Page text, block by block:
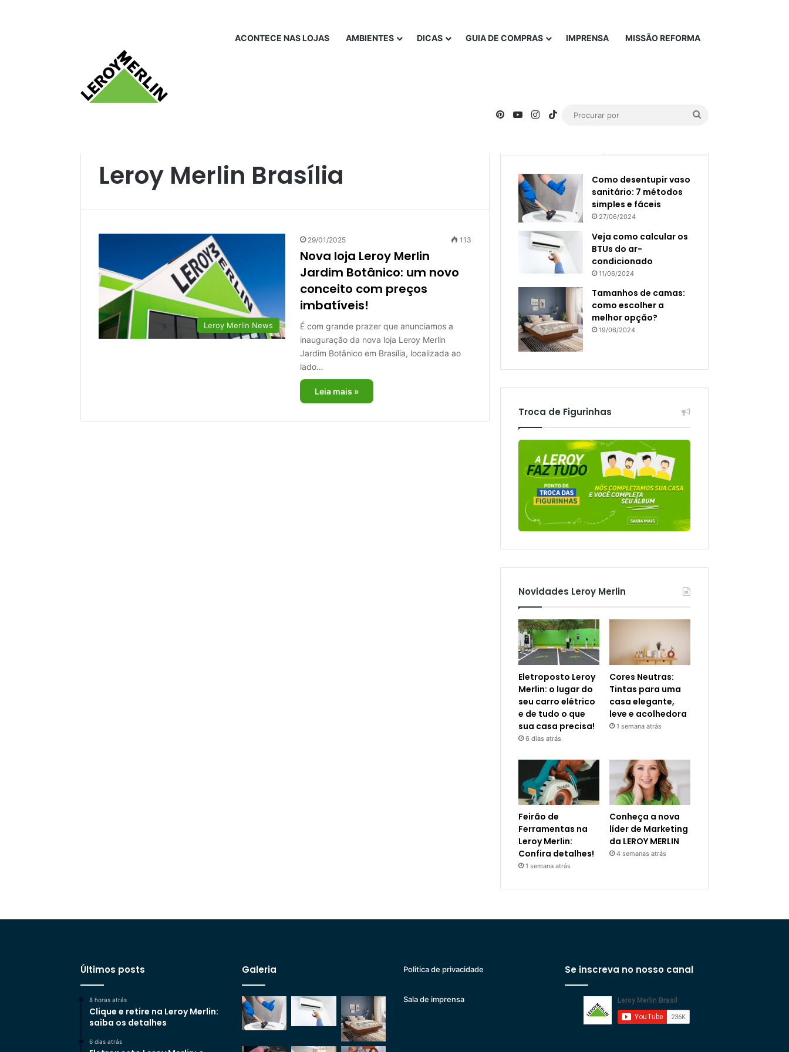
ACONTECE NAS LOJAS AMBIENTES DICAS GUIA DE COMPRAS IMPRENSA MISSÃO REFORMA
PinterestYouTubeInstagram
TikTok
Leroy Merlin Brasília
Leroy Merlin News
29/01/2025 113
Nova loja Leroy Merlin
Jardim Botânico: um novo
conceito com preços
imbatíveis!
É com grande prazer que anunciamos a
inauguração da nova loja Leroy Merlin
Jardim Botânico em Brasília, localizada ao
lado…
Leia mais »
Como desentupir vaso
sanitário: 7 métodos
simples e fáceis
27/06/2024
Veja como calcular os
BTUs do ar-
condicionado
11/06/2024
Tamanhos de camas:
como escolher a
melhor opção?
19/06/2024
Troca de Figurinhas
Novidades Leroy Merlin
Eletroposto Leroy
Merlin: o lugar do
seu carro elétrico
e de tudo o que
sua casa precisa!
6 dias atrás
Cores Neutras:
Tintas para uma
casa elegante,
leve e acolhedora
1 semana atrás
Feirão de
Ferramentas na
Leroy Merlin:
Confira detalhes!
1 semana atrás
Conheça a nova
líder de Marketing
da LEROY MERLIN
4 semanas atrás
Últimos posts
8 horas atrás
Clique e retire na Leroy Merlin:
saiba os detalhes
6 dias atrás
Galeria Politica de privacidade
Sala de imprensa
Se inscreva no nosso canal